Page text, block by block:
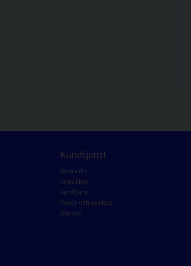
Kundtjänst
Mina sidor
Köpvillkor
Kundtjänst
Policy och cookies
Om oss